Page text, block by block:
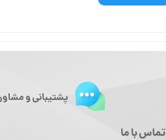
تماس با ما
پشتیبانی و